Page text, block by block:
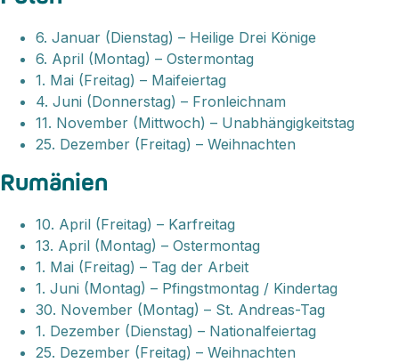
6. Januar (Dienstag) – Heilige Drei Könige
6. April (Montag) – Ostermontag
1. Mai (Freitag) – Maifeiertag
4. Juni (Donnerstag) – Fronleichnam
11. November (Mittwoch) – Unabhängigkeitstag
25. Dezember (Freitag) – Weihnachten
Rumänien
10. April (Freitag) – Karfreitag
13. April (Montag) – Ostermontag
1. Mai (Freitag) – Tag der Arbeit
1. Juni (Montag) – Pfingstmontag / Kindertag
30. November (Montag) – St. Andreas-Tag
1. Dezember (Dienstag) – Nationalfeiertag
25. Dezember (Freitag) – Weihnachten